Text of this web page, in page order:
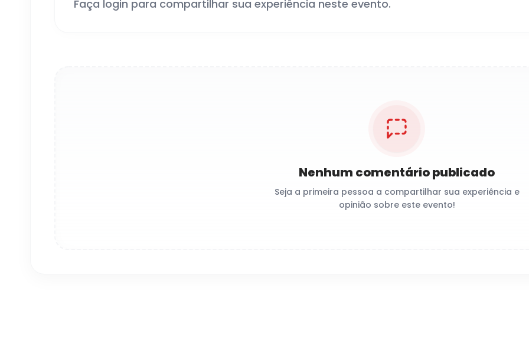
Faça login para compartilhar sua experiência neste evento.
Nenhum comentário publicado
Seja a primeira pessoa a compartilhar sua experiência e
opinião sobre este evento!